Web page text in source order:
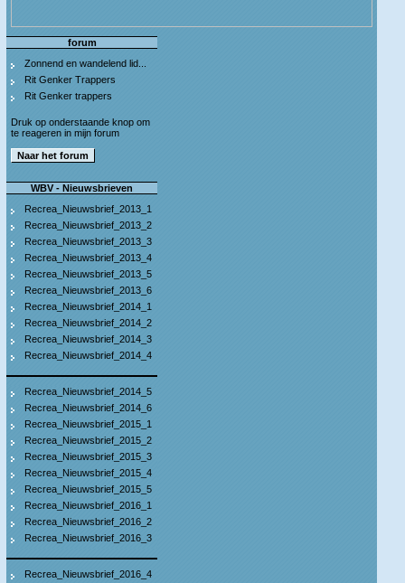
forum
Zonnend en wandelend lid...
Rit Genker Trappers
Rit Genker trappers
Druk op onderstaande knop om
te reageren in mijn forum
WBV - Nieuwsbrieven
Recrea_Nieuwsbrief_2013_1
Recrea_Nieuwsbrief_2013_2
Recrea_Nieuwsbrief_2013_3
Recrea_Nieuwsbrief_2013_4
Recrea_Nieuwsbrief_2013_5
Recrea_Nieuwsbrief_2013_6
Recrea_Nieuwsbrief_2014_1
Recrea_Nieuwsbrief_2014_2
Recrea_Nieuwsbrief_2014_3
Recrea_Nieuwsbrief_2014_4
Recrea_Nieuwsbrief_2014_5
Recrea_Nieuwsbrief_2014_6
Recrea_Nieuwsbrief_2015_1
Recrea_Nieuwsbrief_2015_2
Recrea_Nieuwsbrief_2015_3
Recrea_Nieuwsbrief_2015_4
Recrea_Nieuwsbrief_2015_5
Recrea_Nieuwsbrief_2016_1
Recrea_Nieuwsbrief_2016_2
Recrea_Nieuwsbrief_2016_3
Recrea_Nieuwsbrief_2016_4